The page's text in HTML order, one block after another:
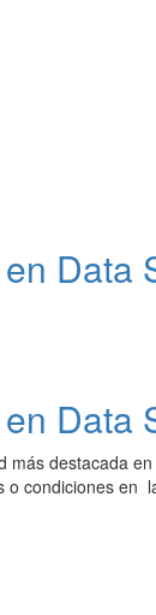
Data
Data
destacada
o condiciones en